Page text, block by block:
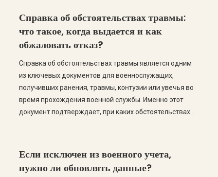
Справка об обстоятельствах травмы:
что такое, когда выдается и как
обжаловать отказ?
Справка об обстоятельствах травмы является одним
из ключевых документов для военнослужащих,
получивших ранения, травмы, контузии или увечья во
время прохождения военной службы. Именно этот
документ подтверждает, при каких обстоятельствах
денежной помощи, установления инвалидности или
получения других социальных гарантий. На практике
Если исключен из военного учета,
нужно ли обновлять данные?